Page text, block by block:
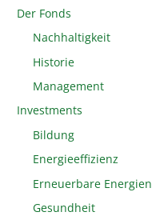
Der Fonds
Nachhaltigkeit
Historie
Management
Investments
Bildung
Energieeffizienz
Erneuerbare Energien
Gesundheit